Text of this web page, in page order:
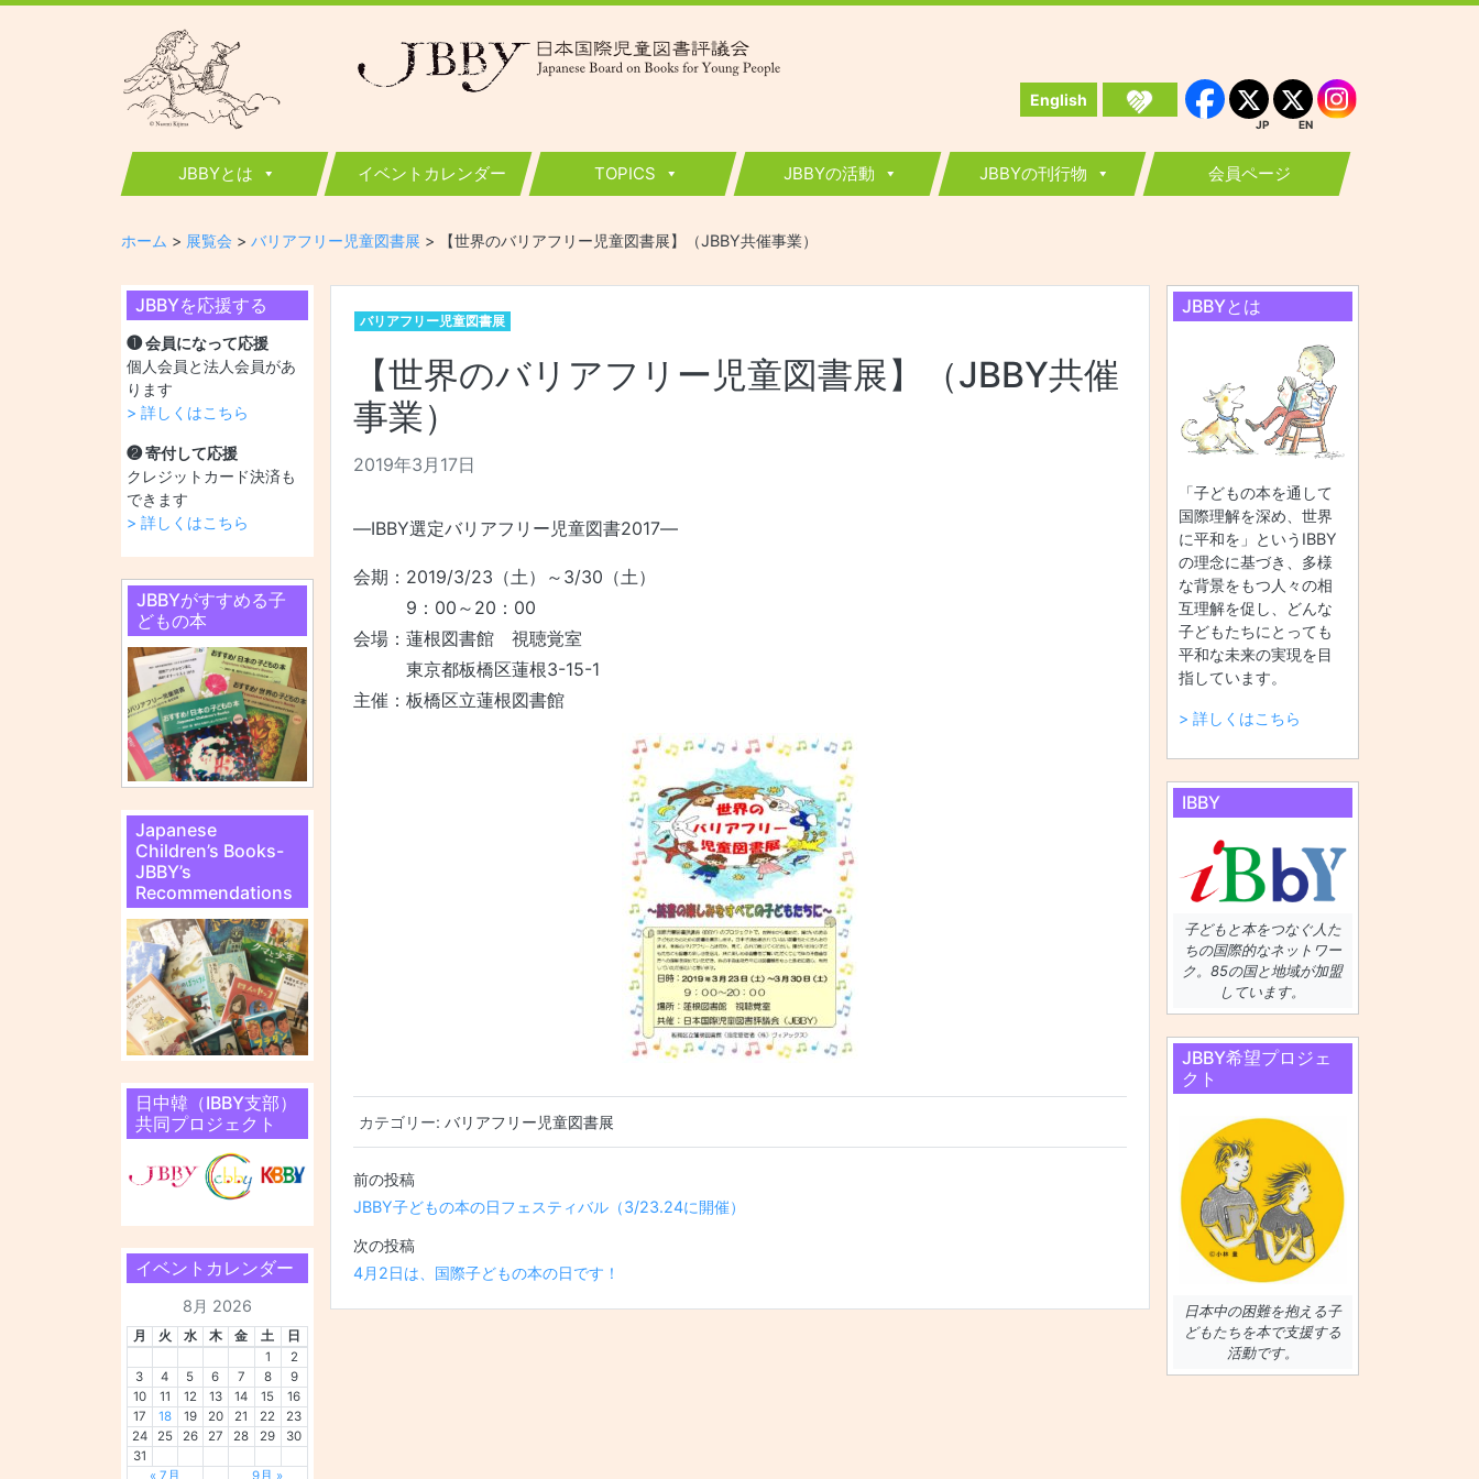
JBBY
日本国際児童図書評議会 English Facebook
JP
JP
EN
EN Instagram
JBBYとは イベントカレンダー TOPICS JBBYの活動 JBBYの刊行物 会員ページ
ホーム > 展覧会 > バリアフリー児童図書展 > 【世界のバリアフリー児童図書展】（JBBY共催事業）
JBBYを応援する
❶ 会員になって応援
個人会員と法人会員があ
ります
> 詳しくはこちら
❷ 寄付して応援
クレジットカード決済も
できます
> 詳しくはこちら
JBBYがすすめる子
どもの本
Japanese
Children’s Books-
JBBY’s
Recommendations
日中韓（IBBY支部）
共同プロジェクト
イベントカレンダー
8月 2026
月 火 水 木 金 土
日
1
2
3
4 5 6 7 8
9
10
11 12 13 14 15
16
17
18 19 20 21 22
23
24
25 26 27 28 29
30
31
« 7月
9月 »
バリアフリー児童図書展
【世界のバリアフリー児童図書展】（JBBY共催
事業）
2019年3月17日
―IBBY選定バリアフリー児童図書2017―
会期：2019/3/23（土）～3/30（土）
9：00～20：00
会場：蓮根図書館 視聴覚室
東京都板橋区蓮根3-15-1
主催：板橋区立蓮根図書館
カテゴリー: バリアフリー児童図書展
投稿ナビゲーション
JBBY子どもの本の日フェスティバル（3/23.24に開催）
4月2日は、国際子どもの本の日です！
JBBYとは
「子どもの本を通して
国際理解を深め、世界
に平和を」というIBBY
の理念に基づき、多様
な背景をもつ人々の相
互理解を促し、どんな
子どもたちにとっても
平和な未来の実現を目
指しています。
> 詳しくはこちら
IBBY
子どもと本をつなぐ人た
ちの国際的なネットワー
ク。85の国と地域が加盟
しています。
JBBY希望プロジェ
クト
日本中の困難を抱える子
どもたちを本で支援する
活動です。